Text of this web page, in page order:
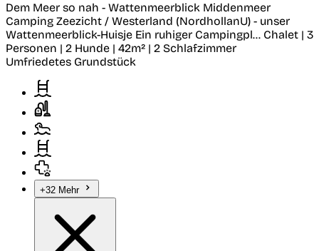
Dem Meer so nah - Wattenmeerblick Middenmeer
Camping Zeezicht / Westerland (NordhollanU) - unser
Wattenmeerblick-Huisje Ein ruhiger Campingpl... Chalet | 3
Personen | 2 Hunde | 42m² | 2 Schlafzimmer
Umfriedetes Grundstück
+32 Mehr